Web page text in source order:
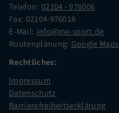
Telefon: 02104 - 976006
Fax: 02104-976018
E-Mail: info@me-sport.de
Routenplanung: Google Maps
Rechtliches:
Impressum
Datenschutz
Barrierefreiheitserklärung